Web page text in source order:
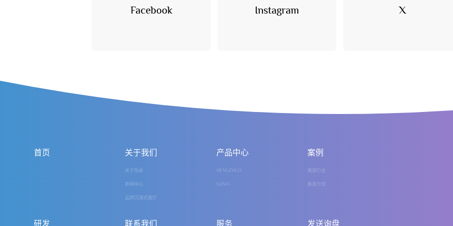
Facebook Instagram X
首页 关于我们
关于恒卓
新闻中心
品牌沉浸式展厅
产品中心
HENGZHUO
SONIA
案例
美容行业
美发沙龙
研发 联系我们 服务 发送询盘